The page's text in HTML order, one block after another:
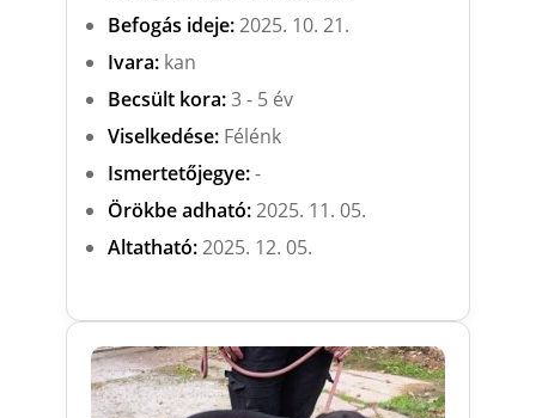
Befogás ideje:2025. 10. 21.
Ivara:kan
Becsült kora:3 - 5 év
Viselkedése:Félénk
Ismertetőjegye:-
Örökbe adható:2025. 11. 05.
Altatható:2025. 12. 05.